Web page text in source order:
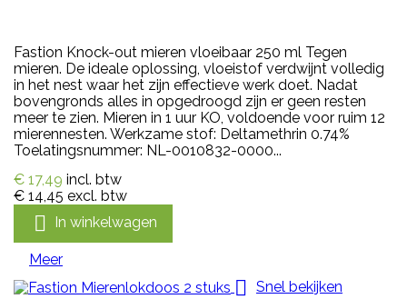
Fastion Knock-out mieren vloeibaar 250 ml Tegen
mieren. De ideale oplossing, vloeistof verdwijnt volledig
in het nest waar het zijn effectieve werk doet. Nadat
bovengronds alles in opgedroogd zijn er geen resten
meer te zien. Mieren in 1 uur KO, voldoende voor ruim 12
mierennesten. Werkzame stof: Deltamethrin 0.74%
Toelatingsnummer: NL-0010832-0000...
€ 17,49 incl. btw
€ 14,45 excl. btw
 In winkelwagen
Meer
 Snel bekijken